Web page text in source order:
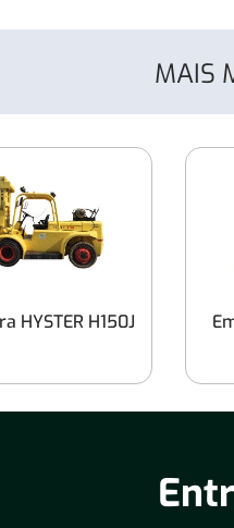
MAIS
HYSTER H150J